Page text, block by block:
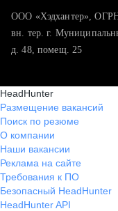
ООО «Хэдхантер», ОГРН
вн. тер. г.
д. 48, помещ. 25
HeadHunter
Размещение вакансий
Поиск по резюме
О компании
Наши вакансии
Реклама на сайте
Требования к ПО
Безопасный HeadHunter
HeadHunter API